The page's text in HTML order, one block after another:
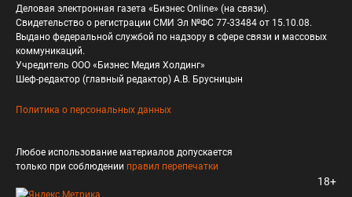
Деловая электронная газета «Бизнес Online» (на связи).
Свидетельство о регистрации СМИ Эл №ФС 77-33484 от 15.10.08.
Выдано федеральной службой по надзору в сфере связи и массовых
коммуникаций.
Учредитель ООО «Бизнес Медия Холдинг»
Шеф-редактор (главный редактор) А.В. Брусницын
Политика о персональных данных
Любое использование материалов допускается
только при соблюдении правил перепечатки
18+